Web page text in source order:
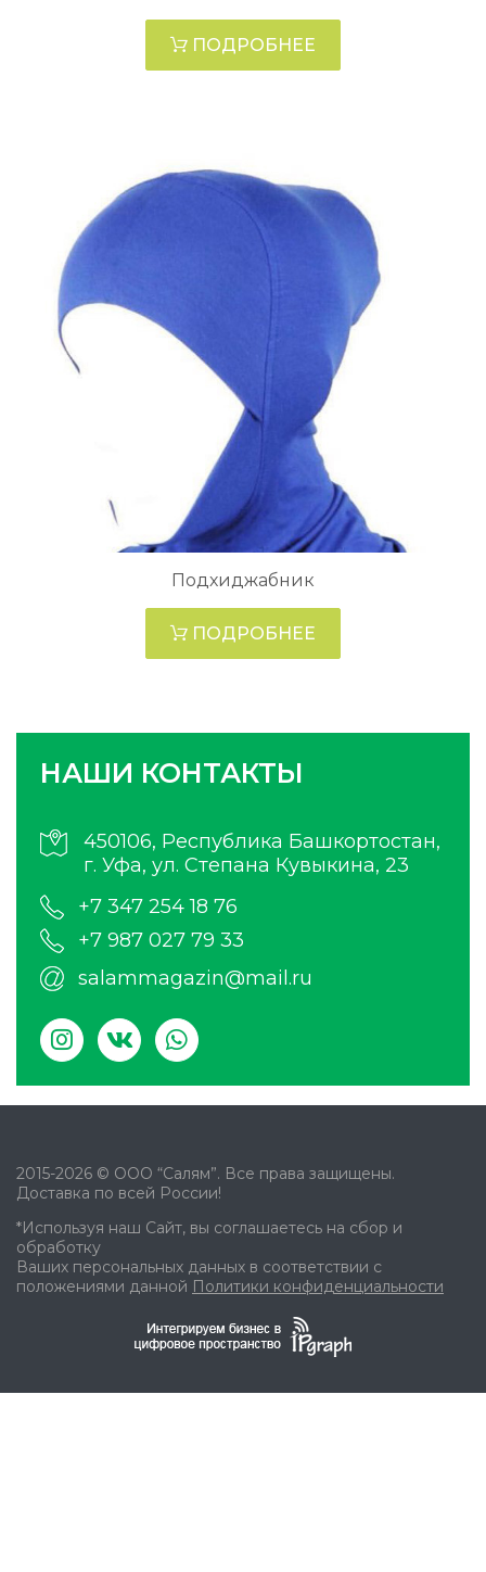
ПОДРОБНЕЕ
Подхиджабник
ПОДРОБНЕЕ
НАШИ КОНТАКТЫ
450106, Республика Башкортостан,
г. Уфа, ул. Степана Кувыкина, 23
+7 347 254 18 76
+7 987 027 79 33
salammagazin@mail.ru
2015-2026 © ООО “Салям”. Все права защищены.
Доставка по всей России!
*Используя наш Сайт, вы соглашаетесь на сбор и
обработку
Ваших персональных данных в соответствии с
положениями данной Политики конфиденциальности